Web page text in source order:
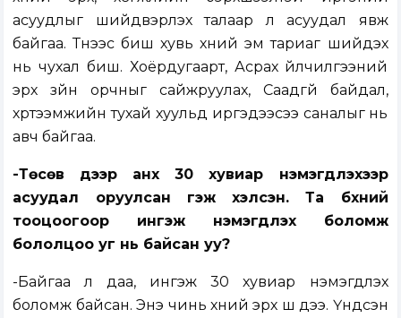
асуудлыг шийдвэрлэх талаар л асуудал явж
байгаа. Түүнээс биш хувь хүний эм тариаг шийдэх
нь чухал биш. Хоёрдугаарт, Асрах үйлчилгээний
эрх зүйн орчныг сайжруулах, Саадгүй байдал,
хүртээмжийн тухай хуульд иргэдээсээ саналыг нь
авч байгаа.
-Төсөв дээр анх 30 хувиар нэмэгдүүлэхээр
асуудал оруулсан гэж хэлсэн. Та бүхний
тооцоогоор ингэж нэмэгдүүлэх боломж
бололцоо уг нь байсан уу?
-Байгаа л даа, ингэж 30 хувиар нэмэгдүүлэх
боломж байсан. Энэ чинь хүний эрх шүү дээ. Үндсэн